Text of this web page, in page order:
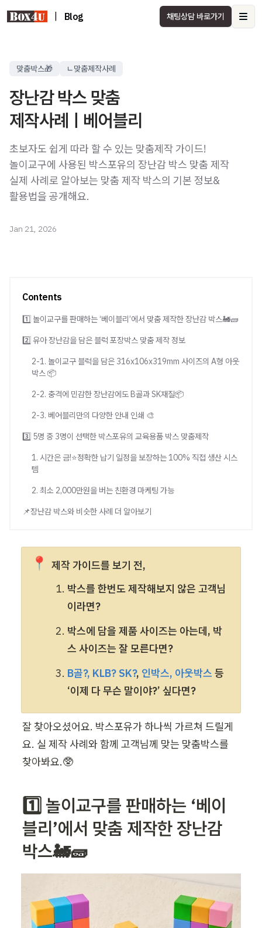
Blog 채팅상담 바로가기
맞춤박스🎁 ㄴ맞춤제작사례
장난감 박스 맞춤
제작사례ㅣ베어블리
초보자도 쉽게 따라 할 수 있는 맞춤제작 가이드!
놀이교구에 사용된 박스포유의 장난감 박스 맞춤 제작
실제 사례로 알아보는 맞춤 제작 박스의 기본 정보&
활용법을 공개해요.
Jan 21, 2026
Contents
1️⃣ 놀이교구를 판매하는 ‘베이블리’에서 맞춤 제작한 장난감 박스🚂🧱
2️⃣ 유아 장난감을 담은 블럭 포장박스 맞춤 제작 정보
2-1. 놀이교구 블럭을 담은 316x106x319mm 사이즈의 A형 아웃
박스 📦
2-2. 충격에 민감한 장난감에도 B골과 SK재질📦
2-3. 베어블리만의 다양한 안내 인쇄 🎨
3️⃣ 5명 중 3명이 선택한 박스포유의 교육용품 박스 맞춤제작
1. 시간은 금!⭐정확한 납기 일정을 보장하는 100% 직접 생산 시스
템
2. 최소 2,000만원을 버는 친환경 마케팅 가능
📌장난감 박스와 비슷한 사례 더 알아보기
📍
제작 가이드를 보기 전,
박스를 한번도 제작해보지 않은 고객님
이라면?
박스에 담을 제품 사이즈는 아는데, 박
스 사이즈는 잘 모른다면?
B골?, KLB? SK?, 인박스, 아웃박스 등
‘이제 다 무슨 말이야?’ 싶다면?
잘 찾아오셨어요. 박스포유가 하나씩 가르쳐 드릴게
요. 실 제작 사례와 함께 고객님께 맞는 맞춤박스를
찾아봐요.🥸
1️⃣ 놀이교구를 판매하는 ‘베이
블리’에서 맞춤 제작한 장난감
박스🚂🧱